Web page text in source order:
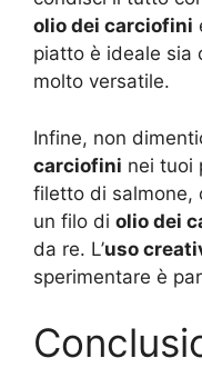
olio dei carciofini
piatto è ideale sia
molto versatile.
Infine, non
carciofini nei tuoi
filetto di salmone,
un filo di olio dei
da re. L’uso
sperimentare è